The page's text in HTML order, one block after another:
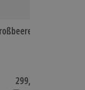
299,90 €